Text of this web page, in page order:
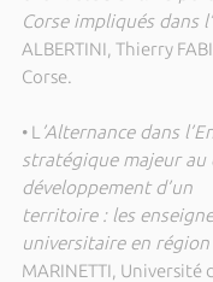
Corse impliqués dans
ALBERTINI, Thierry
Corse.
• L ’Alternance dans
stratégique majeur au
développement d’un
territoire : les
universitaire en région
MARINETTI, Université